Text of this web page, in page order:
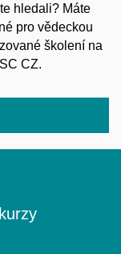
hledali? Máte
pro vědeckou
školení na
CZ.